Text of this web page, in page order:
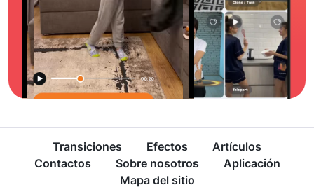
Transiciones Efectos
Artículos
Contactos
Sobre nosotros
Aplicación
Mapa del sitio